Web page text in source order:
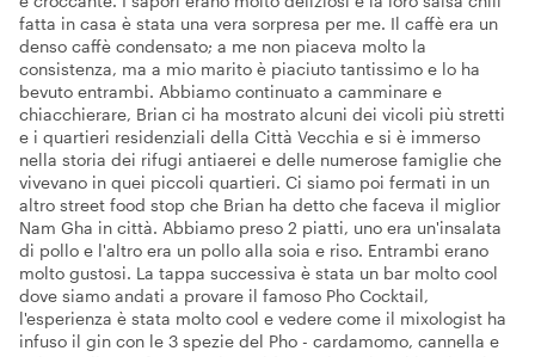
fatta in casa è stata una vera sorpresa per me. Il caffè era un
denso caffè condensato; a me non piaceva molto la
consistenza, ma a mio marito è piaciuto tantissimo e lo ha
bevuto entrambi. Abbiamo continuato a camminare e
chiacchierare, Brian ci ha mostrato alcuni dei vicoli più stretti
e i quartieri residenziali della Città Vecchia e si è immerso
nella storia dei rifugi antiaerei e delle numerose famiglie che
vivevano in quei piccoli quartieri. Ci siamo poi fermati in un
altro street food stop che Brian ha detto che faceva il miglior
Nam Gha in città. Abbiamo preso 2 piatti, uno era un'insalata
di pollo e l'altro era un pollo alla soia e riso. Entrambi erano
molto gustosi. La tappa successiva è stata un bar molto cool
dove siamo andati a provare il famoso Pho Cocktail,
l'esperienza è stata molto cool e vedere come il mixologist ha
infuso il gin con le 3 spezie del Pho - cardamomo, cannella e